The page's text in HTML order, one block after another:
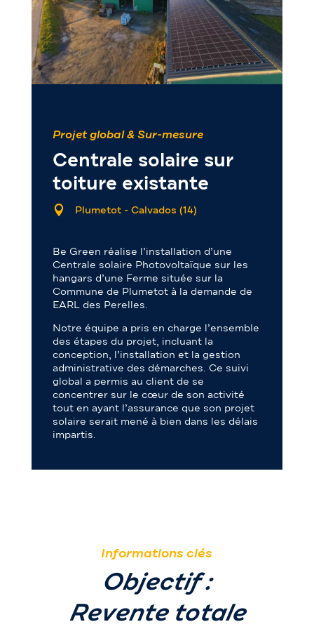
Projet global & Sur-mesure
Centrale solaire sur
toiture existante
 Plumetot - Calvados (14)
Be Green réalise l’installation d’une
Centrale solaire Photovoltaïque sur les
hangars d’une Ferme située sur la
Commune de Plumetot à la demande de
EARL des Perelles.
Notre équipe a pris en charge l’ensemble
des étapes du projet, incluant la
conception, l’installation et la gestion
administrative des démarches. Ce suivi
global a permis au client de se
concentrer sur le cœur de son activité
tout en ayant l’assurance que son projet
solaire serait mené à bien dans les délais
impartis.
Informations clés
Objectif :
Revente totale